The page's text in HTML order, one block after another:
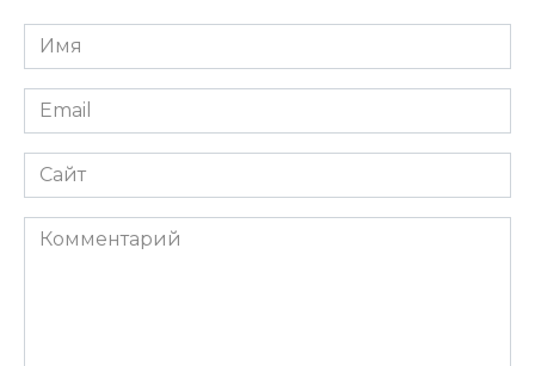
Имя
*
Email
*
Сайт
Комментарий